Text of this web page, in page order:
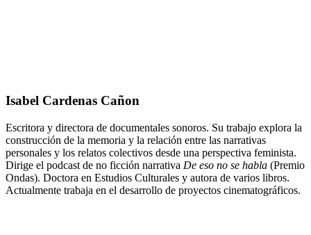
Isabel Cardenas Cañon
Escritora y directora de documentales sonoros. Su trabajo explora la
construcción de la memoria y la relación entre las narrativas
personales y los relatos colectivos desde una perspectiva feminista.
Dirige el podcast de no ficción narrativa De eso no se habla (Premio
Ondas). Doctora en Estudios Culturales y autora de varios libros.
Actualmente trabaja en el desarrollo de proyectos cinematográficos.